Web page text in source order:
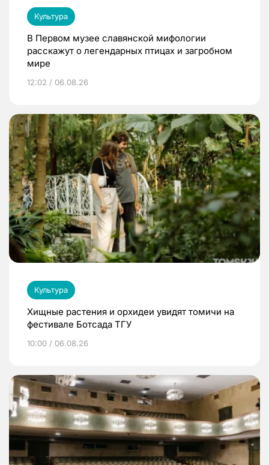
Культура
В Первом музее славянской мифологии
расскажут о легендарных птицах и загробном
мире
12:02 / 06.08.26
Культура
Хищные растения и орхидеи увидят томичи на
фестивале Ботсада ТГУ
10:00 / 06.08.26